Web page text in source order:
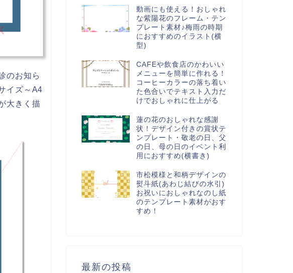
のお知ら
イズ～A4
大きく描
動画にも使える！おしゃれ
な紫陽花のフレーム・テン
プレート素材♪梅雨の時期
におすすめのイラスト(横
型)
CAFEや飲食店のかわいい
メニューを簡単に作れる！
コーヒーカラーの落ち着い
た色合いでテキスト入力だ
けでおしゃれに仕上がる
蓮の花のおしゃれな感謝
状！デザイン付きの賞状テ
ンプレート・敬老の日、父
の日、母の日のイベント利
用におすすめ(横書き)
市松模様と和柄デザインの
熨斗紙(あわじ結びの水引)
お祝いにおしゃれなのし紙
のテンプレート素材がおす
すめ！
最新の投稿